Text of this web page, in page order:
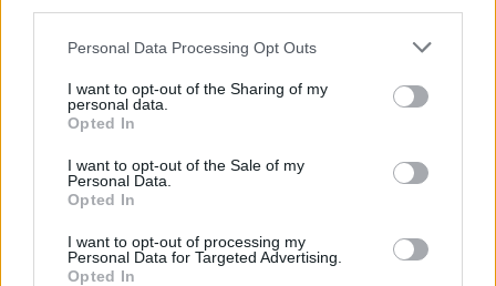
Personal Data Processing Opt Outs
I want to opt-out of the Sharing of my
personal data.
Opted In
I want to opt-out of the Sale of my
Personal Data.
Opted In
I want to opt-out of processing my
Personal Data for Targeted Advertising.
Opted In
Bien que ce soit une réponse saine et naturelle de
cheville gonfle après une entorse), elle peut parfois
aliments que nous mangeons augmentent
régulièrement le niveau d'inflammation.
4 astuces simples pour vous
débarrasser des bourrelets abdominaux